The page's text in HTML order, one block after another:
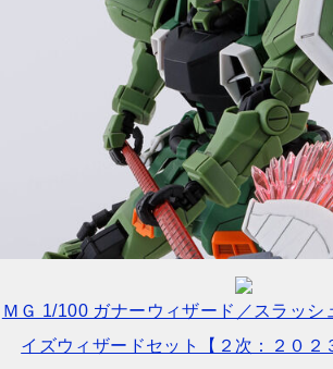
ＭＧ 1/100 ガナーウィザード／スラッシ
イズウィザードセット【２次：２０２